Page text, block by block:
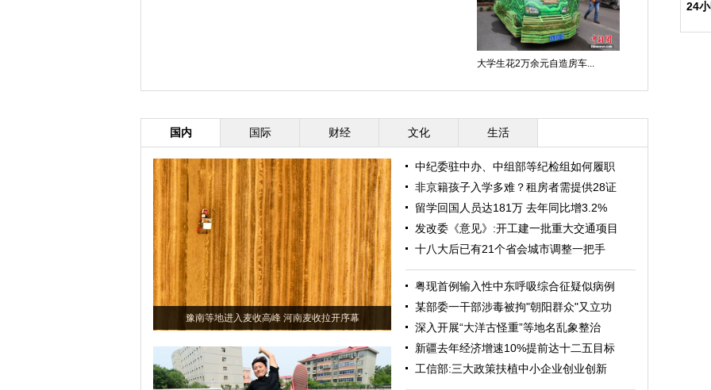
大学生花2万余元自造房车...
国内 国际 财经 文化 生活
豫南等地进入麦收高峰 河南麦收拉开序幕
中纪委驻中办、中组部等纪检组如何履职
非京籍孩子入学多难？租房者需提供28证
留学回国人员达181万 去年同比增3.2%
发改委《意见》:开工建一批重大交通项目
十八大后已有21个省会城市调整一把手
粤现首例输入性中东呼吸综合征疑似病例
某部委一干部涉毒被拘"朝阳群众"又立功
深入开展“大洋古怪重”等地名乱象整治
新疆去年经济增速10%提前达十二五目标
工信部:三大政策扶植中小企业创业创新
24